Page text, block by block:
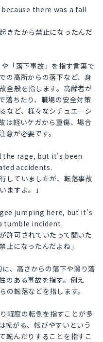
there was a fall
きたから禁止になったんだ
「落下事故」を指す言葉で
の高所からの落下など、身
全般を指します。高齢者が
落ちたり、職場の安全対策
など、様々なシチュエーシ
は軽いケガから重傷、場合
意が必要です。
the rage, but it's been
accidents.
していましたが、転落事故
ますよ。」
jumping here, but it's
tumble incident.
許可されていたって聞いた
止になったんだよね」
、高さからの落下や滑り落
のある事故を指す。例え
の転落などを指します。
度の転倒を指すことが多
がる、転びやすいという
転んだりすることを指すこ